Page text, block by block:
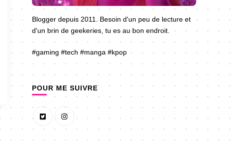
Blogger depuis 2011. Besoin d'un peu de lecture et
d'un brin de geekeries, tu es au bon endroit.
#gaming #tech #manga #kpop
POUR ME SUIVRE